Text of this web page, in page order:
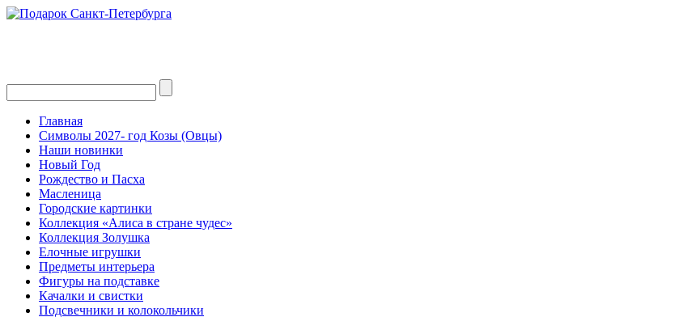
Главная
Символы 2027- год Козы (Овцы)
Наши новинки
Новый Год
Рождество и Пасха
Масленица
Городские картинки
Коллекция «Алиса в стране чудес»
Коллекция Золушка
Елочные игрушки
Предметы интерьера
Фигуры на подставке
Качалки и свистки
Подсвечники и колокольчики